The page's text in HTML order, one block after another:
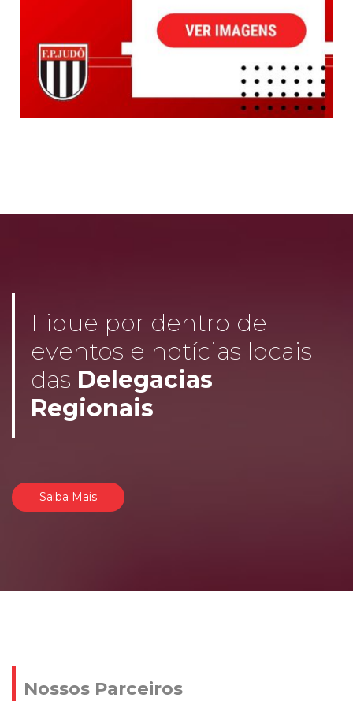
Fique por dentro de
eventos e notícias locais
das Delegacias
Regionais
Saiba Mais
Nossos Parceiros